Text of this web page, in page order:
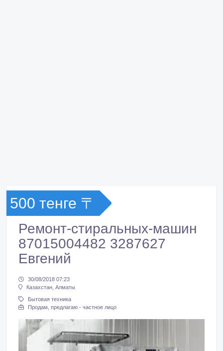
500 тенге 〒
Ремонт-стиральных-машин
87015004482 3287627
Евгений
30/08/2018 07:23
Казахстан, Алматы
Бытовая техника
Продам, предлагаю - частное лицо